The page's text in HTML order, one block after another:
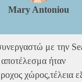
Mary Antoniou
με την
ήταν
χώρος,τέλεια